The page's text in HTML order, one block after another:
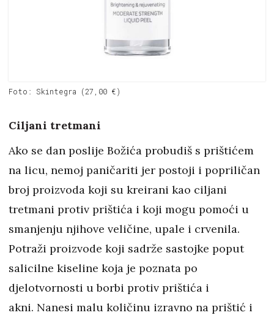
Foto: Skintegra (27,00 €)
Ciljani tretmani
Ako se dan poslije Božića probudiš s prištićem
na licu, nemoj paničariti jer postoji i popriličan
broj proizvoda koji su kreirani kao ciljani
tretmani protiv prištića i koji mogu pomoći u
smanjenju njihove veličine, upale i crvenila.
Potraži proizvode koji sadrže sastojke poput
salicilne kiseline koja je poznata po
djelotvornosti u borbi protiv prištića i
akni. Nanesi malu količinu izravno na prištić i